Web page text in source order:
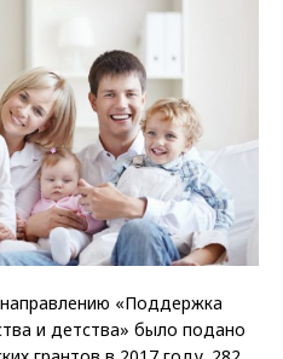
«Поддержка
и детства» было подано